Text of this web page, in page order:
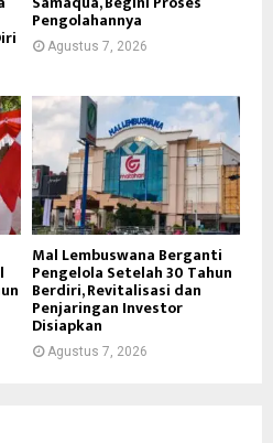
Pengolahannya
Agustus 7, 2026
Mal Lembuswana Berganti
Pengelola Setelah 30 Tahun
Berdiri, Revitalisasi dan
Penjaringan Investor
Disiapkan
Agustus 7, 2026